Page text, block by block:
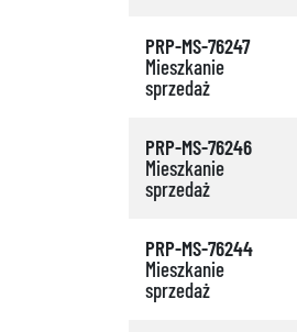
PRP-MS-76247
Mieszkanie
sprzedaż
PRP-MS-76246
Mieszkanie
sprzedaż
PRP-MS-76244
Mieszkanie
sprzedaż